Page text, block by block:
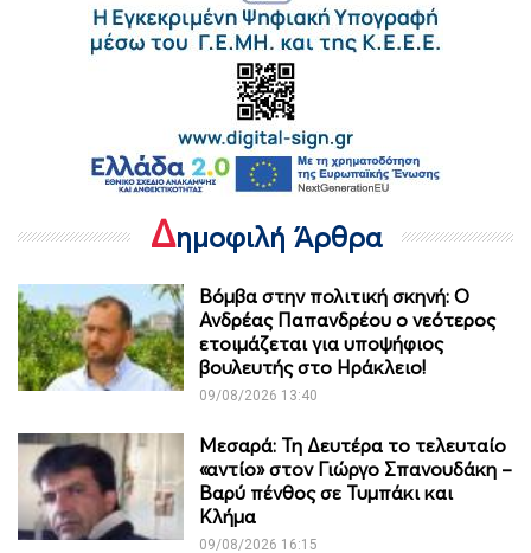
Δημοφιλή Άρθρα
Βόμβα στην πολιτική σκηνή: Ο
Ανδρέας Παπανδρέου ο νεότερος
ετοιμάζεται για υποψήφιος
βουλευτής στο Ηράκλειο!
09/08/2026 13:40
Μεσαρά: Τη Δευτέρα το τελευταίο
«αντίο» στον Γιώργο Σπανουδάκη –
Βαρύ πένθος σε Τυμπάκι και
Κλήμα
09/08/2026 16:15